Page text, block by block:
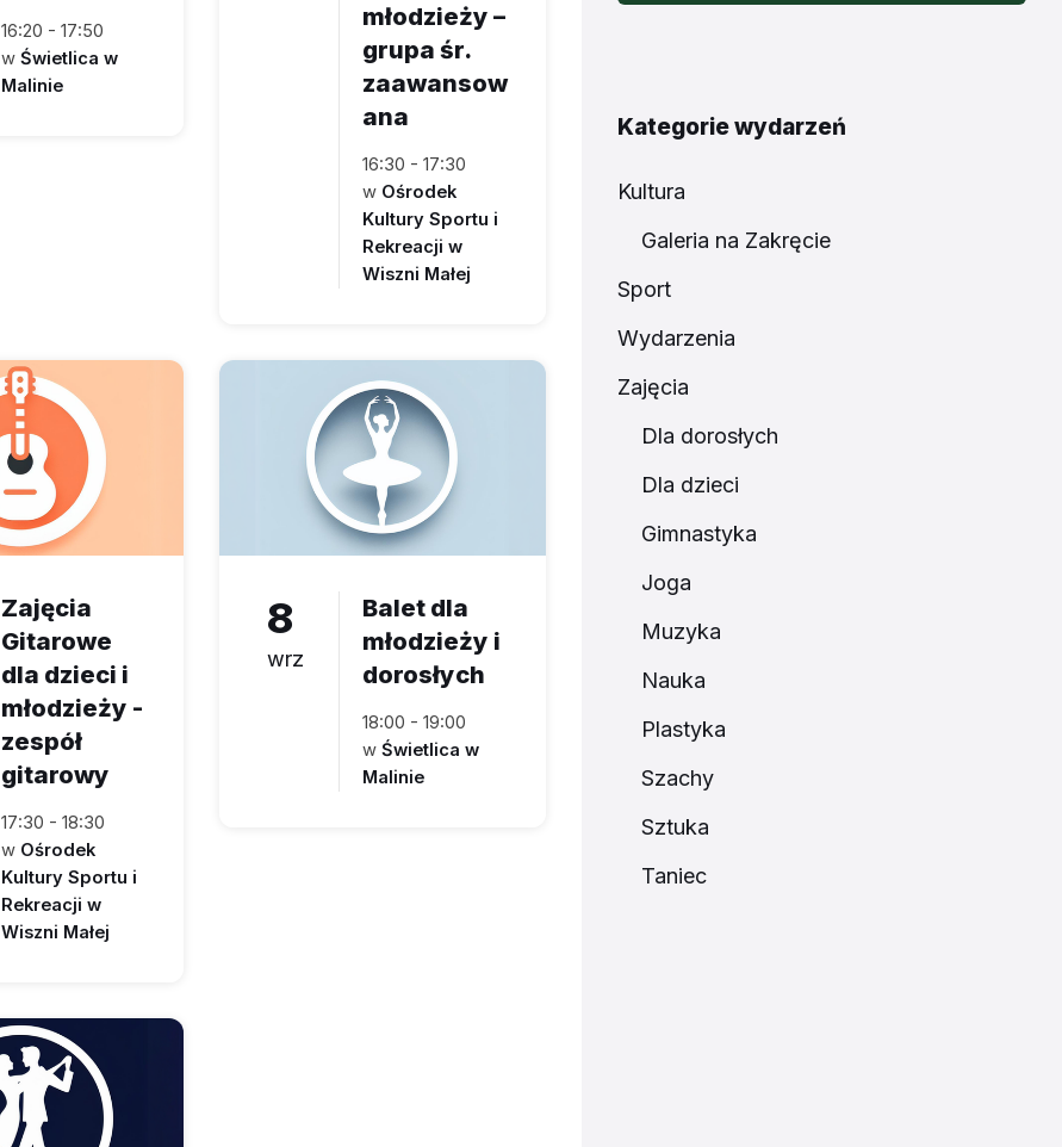
16:20 - 17:50
w Świetlica w
Malinie
młodzieży –
grupa śr.
zaawansow
ana
16:30 - 17:30
w Ośrodek
Kultury Sportu i
Rekreacji w
Wiszni Małej
Zajęcia
Gitarowe
dla dzieci i
młodzieży -
zespół
gitarowy
17:30 - 18:30
w Ośrodek
Kultury Sportu i
Rekreacji w
Wiszni Małej
8
wrz
Balet dla
młodzieży i
dorosłych
18:00 - 19:00
wŚwietlica w
Malinie
Kategorie wydarzeń
Kultura
Galeria na Zakręcie
Sport
Wydarzenia
Zajęcia
Dla dorosłych
Dla dzieci
Gimnastyka
Joga
Muzyka
Nauka
Plastyka
Szachy
Sztuka
Taniec